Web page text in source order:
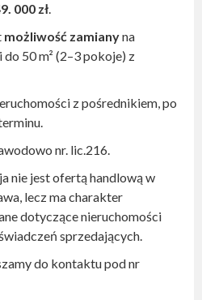
000 zł.
możliwość zamianyna
50 m² (2–3 pokoje) z
z pośrednikiem, po
nr. lic.216.
nie jest ofertą handlową w
lecz ma charakter
dotyczące nieruchomości
sprzedających.
do kontaktu pod nr